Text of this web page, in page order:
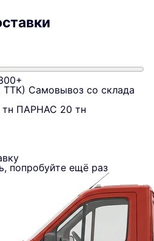
ТТК) Самовывоз со склада
ПАРНАС 20 тн
попробуйте ещё раз